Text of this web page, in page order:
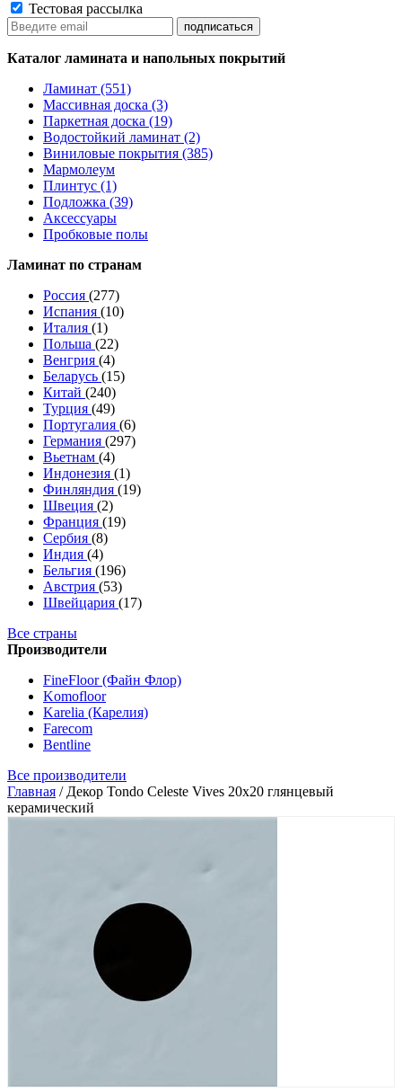
Тестовая рассылка
Каталог ламината и напольных покрытий
Ламинат (551)
Массивная доска (3)
Паркетная доска (19)
Водостойкий ламинат (2)
Виниловые покрытия (385)
Мармолеум
Плинтус (1)
Подложка (39)
Аксессуары
Пробковые полы
Ламинат по странам
Россия (277)
Испания (10)
Италия (1)
Польша (22)
Венгрия (4)
Беларусь (15)
Китай (240)
Турция (49)
Португалия (6)
Германия (297)
Вьетнам (4)
Индонезия (1)
Финляндия (19)
Швеция (2)
Франция (19)
Сербия (8)
Индия (4)
Бельгия (196)
Австрия (53)
Швейцария (17)
Все страны
Производители
FineFloor (Файн Флор)
Komofloor
Karelia (Карелия)
Farecom
Bentline
Все производители
Главная / Декор Tondo Celeste Vives 20x20 глянцевый
керамический